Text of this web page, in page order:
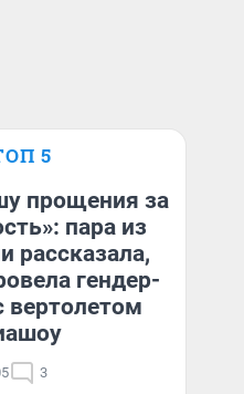
5
прощения за
пара из
рассказала,
гендер-
вертолетом
3